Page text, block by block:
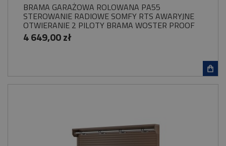
BRAMA GARAŻOWA ROLOWANA PA55
STEROWANIE RADIOWE SOMFY RTS AWARYJNE
OTWIERANIE 2 PILOTY BRAMA WOSTER PROOF
4 649,00 zł